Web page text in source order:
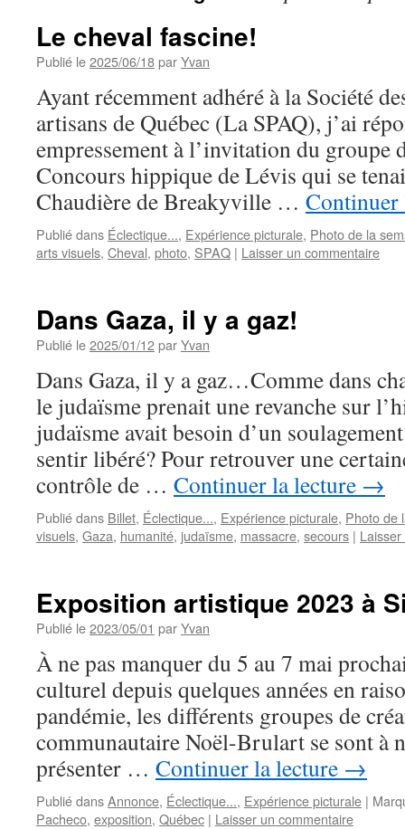
Le cheval fascine!
Publié le2025/06/18parYvan
Ayant récemment adhéré à la Société
artisans de Québec (La SPAQ), j’ai
empressement à l’invitation du groupe
Concours hippique de Lévis qui se
Chaudière de Breakyville …
Publié dans Éclectique..., Expérience picturale, Photo de la
arts visuels, Cheval, photo, SPAQ | Laisser un commentaire
Dans Gaza, il y a gaz!
Publié le2025/01/12parYvan
Dans Gaza, il y a gaz…Comme dans
le judaïsme prenait une revanche sur
judaïsme avait besoin d’un
sentir libéré? Pour retrouver une
contrôle de … Continuer la lecture →
Publié dans Billet, Éclectique..., Expérience picturale, Photo de
visuels, Gaza, humanité, judaïsme, massacre, secours |
Exposition artistique 2023 à
Publié le2023/05/01 parYvan
À ne pas manquer du 5 au 7 mai
culturel depuis quelques années en
pandémie, les différents groupes de
communautaire Noël-Brulart se sont à
présenter … Continuer la lecture →
Publié dansAnnonce, Éclectique..., Expérience picturale |
Pacheco, exposition, Québec | Laisser un commentaire